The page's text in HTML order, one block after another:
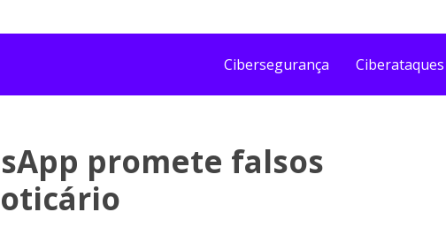
Cibersegurança Ciberataques
promete falsos